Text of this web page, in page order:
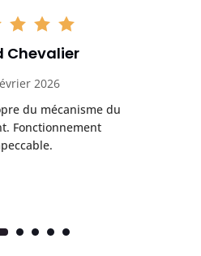
Chevalier
2026
du mécanisme du
Fonctionnement